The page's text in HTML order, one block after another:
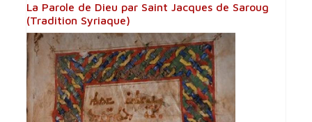
La Parole de Dieu par Saint Jacques de Saroug
(Tradition Syriaque)